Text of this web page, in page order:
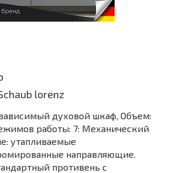
lorenz
духовой шкаф, Объем:
работы: 7: Механический
утапливаемые
направляющие.
противень с